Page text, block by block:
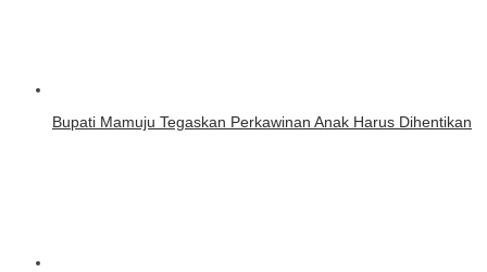
Bupati Mamuju Tegaskan Perkawinan Anak Harus Dihentikan